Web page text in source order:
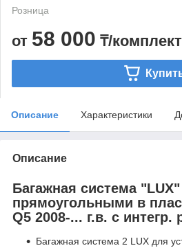
Розница
от 58 000 ₸/комплект
Описание Характеристики
Описание
Багажная система
прямоугольными в
Q5 2008-... г.в. с интегр.
Багажная система 2 LUX для